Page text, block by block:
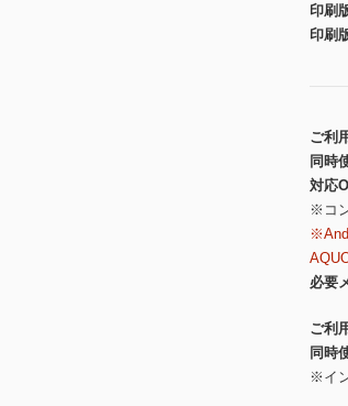
印刷
印刷
ご利
同時
対応
※コ
必要
ご利
同時
※イ